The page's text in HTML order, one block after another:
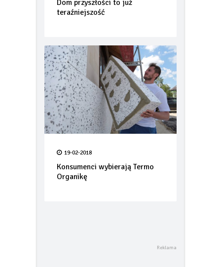
Dom przyszłości to już
Konsumenci wybierają Termo